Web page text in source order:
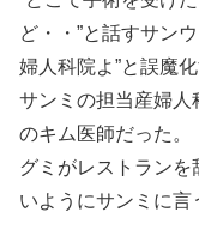
ど・・”と話すサン
婦人科院よ”と誤魔化
サンミの担当産婦人
のキム医師だった。
グミがレストラン
いようにサンミに言